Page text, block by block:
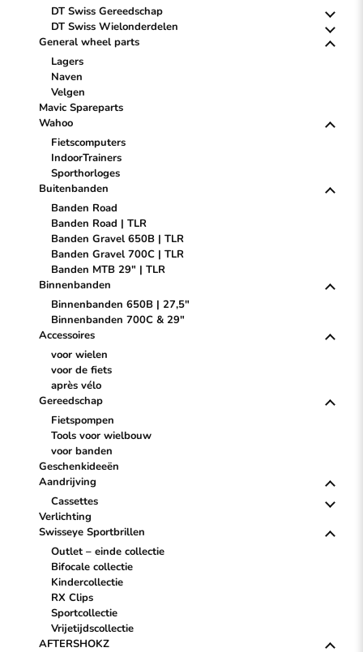
DT Swiss Gereedschap
DT Swiss Wielonderdelen
General wheel parts
Lagers
Naven
Velgen
Mavic Spareparts
Wahoo
Fietscomputers
IndoorTrainers
Sporthorloges
Buitenbanden
Banden Road
Banden Road | TLR
Banden Gravel 650B | TLR
Banden Gravel 700C | TLR
Banden MTB 29" | TLR
Binnenbanden
Binnenbanden 650B | 27,5"
Binnenbanden 700C & 29"
Accessoires
voor wielen
voor de fiets
après vélo
Gereedschap
Fietspompen
Tools voor wielbouw
voor banden
Geschenkideeën
Aandrijving
Cassettes
Verlichting
Swisseye Sportbrillen
Outlet – einde collectie
Bifocale collectie
Kindercollectie
RX Clips
Sportcollectie
Vrijetijdscollectie
AFTERSHOKZ